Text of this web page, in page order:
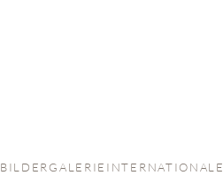
BILDERGALERIE